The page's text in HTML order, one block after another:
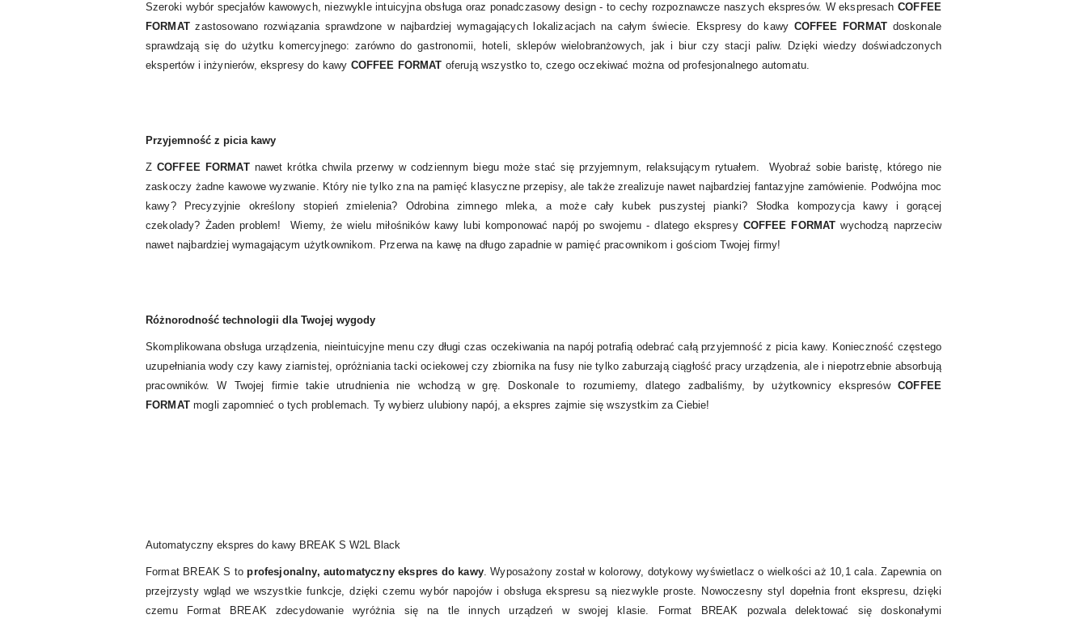
Szeroki wybór specjałów kawowych, niezwykle intuicyjna obsługa oraz ponadczasowy design - to cechy rozpoznawcze naszych ekspresów. W ekspresachCOFFEE
FORMATzastosowano rozwiązania sprawdzone w najbardziej wymagających lokalizacjach na całym świecie. Ekspresy do kawy COFFEE FORMAT doskonale
sprawdzają się do użytku komercyjnego: zarówno do gastronomii, hoteli, sklepów wielobranżowych, jak i biur czy stacji paliw. Dzięki wiedzy doświadczonych
ekspertów i inżynierów, ekspresy do kawy COFFEE FORMAT oferują wszystko to, czego oczekiwać można od profesjonalnego automatu.
Przyjemność z picia kawy
ZCOFFEE FORMATnawet krótka chwila przerwy w codziennym biegu może stać się przyjemnym, relaksującym rytuałem. Wyobraź sobie baristę, którego nie
zaskoczy żadne kawowe wyzwanie. Który nie tylko zna na pamięć klasyczne przepisy, ale także zrealizuje nawet najbardziej fantazyjne zamówienie. Podwójna moc
kawy? Precyzyjnie określony stopień zmielenia? Odrobina zimnego mleka, a może cały kubek puszystej pianki? Słodka kompozycja kawy i gorącej
czekolady? Żaden problem! Wiemy, że wielu miłośników kawy lubi komponować napój po swojemu - dlatego ekspresy COFFEE FORMAT wychodzą naprzeciw
nawet najbardziej wymagającym użytkownikom. Przerwa na kawę na długo zapadnie w pamięć pracownikom i gościom Twojej firmy!
Różnorodność technologii dla Twojej wygody
Skomplikowana obsługa urządzenia, nieintuicyjne menu czy długi czas oczekiwania na napój potrafią odebrać całą przyjemność z picia kawy. Konieczność częstego
uzupełniania wody czy kawy ziarnistej, opróżniania tacki ociekowej czy zbiornika na fusy nie tylko zaburzają ciągłość pracy urządzenia, ale i niepotrzebnie absorbują
pracowników. W Twojej firmie takie utrudnienia nie wchodzą w grę. Doskonale to rozumiemy, dlatego zadbaliśmy, by użytkownicy ekspresówCOFFEE
FORMATmogli zapomnieć o tych problemach. Ty wybierz ulubiony napój, a ekspres zajmie się wszystkim za Ciebie!
Automatyczny ekspres do kawy BREAK S W2L Black
Format BREAK S toprofesjonalny, automatyczny ekspres do kawy. Wyposażony został w kolorowy, dotykowy wyświetlacz o wielkości aż 10,1 cala. Zapewnia on
przejrzysty wgląd we wszystkie funkcje, dzięki czemu wybór napojów i obsługa ekspresu są niezwykle proste. Nowoczesny styl dopełnia front ekspresu, dzięki
czemu Format BREAK zdecydowanie wyróżnia się na tle innych urządzeń w swojej klasie. Format BREAK pozwala delektować się doskonałymi